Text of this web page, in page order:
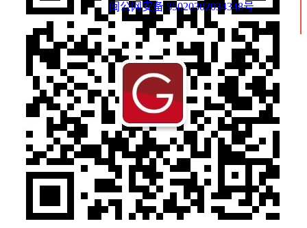
闽公网安备 35020302034348号